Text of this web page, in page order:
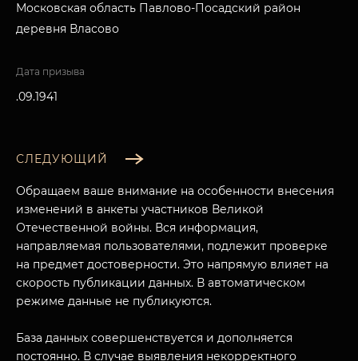
Московская область Павлово-Посадский район
деревня Власово
Дата призыва
.09.1941
СЛЕДУЮЩИЙ
Обращаем ваше внимание на особенности внесения
изменений в анкеты участников Великой
Отечественной войны. Вся информация,
направляемая пользователями, подлежит проверке
на предмет достоверности. Это напрямую влияет на
скорость публикации данных. В автоматическом
режиме данные не публикуются.
База данных совершенствуется и дополняется
постоянно. В случае выявления некорректного